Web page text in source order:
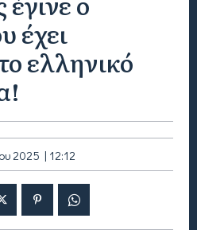
έχει
ελληνικό
2025 | 12:12